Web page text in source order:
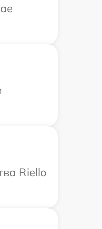
Riello